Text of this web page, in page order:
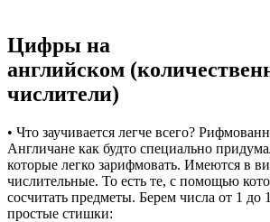
Цифры на
английском
числители)
• Что заучивается легче всего?
Англичане как будто специально
которые легко зарифмовать. Имеются в
числительные. То есть те, с помощью
сосчитать предметы. Берем числа от 1 до
простые стишки: